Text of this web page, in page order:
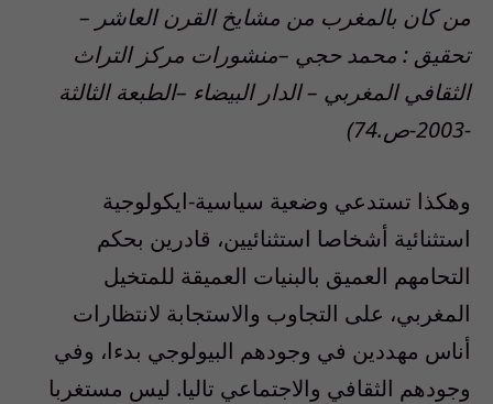
من كان بالمغرب من مشايخ القرن العاشر –
تحقيق : محمد حجي –منشورات مركز التراث
الثقافي المغربي – الدار البيضاء –الطبعة الثالثة
-2003-ص.74)
وهكذا تستدعي وضعية سياسية-ايكولوجية
استثنائية أشخاصا استثنائيين، قادرين بحكم
التحامهم العميق بالبنيات العميقة للمتخيل
المغربي، على التجاوب والاستجابة لانتظارات
أناس مهددين في وجودهم البيولوجي بدءا، وفي
وجودهم الثقافي والاجتماعي تاليا. ليس مستغربا